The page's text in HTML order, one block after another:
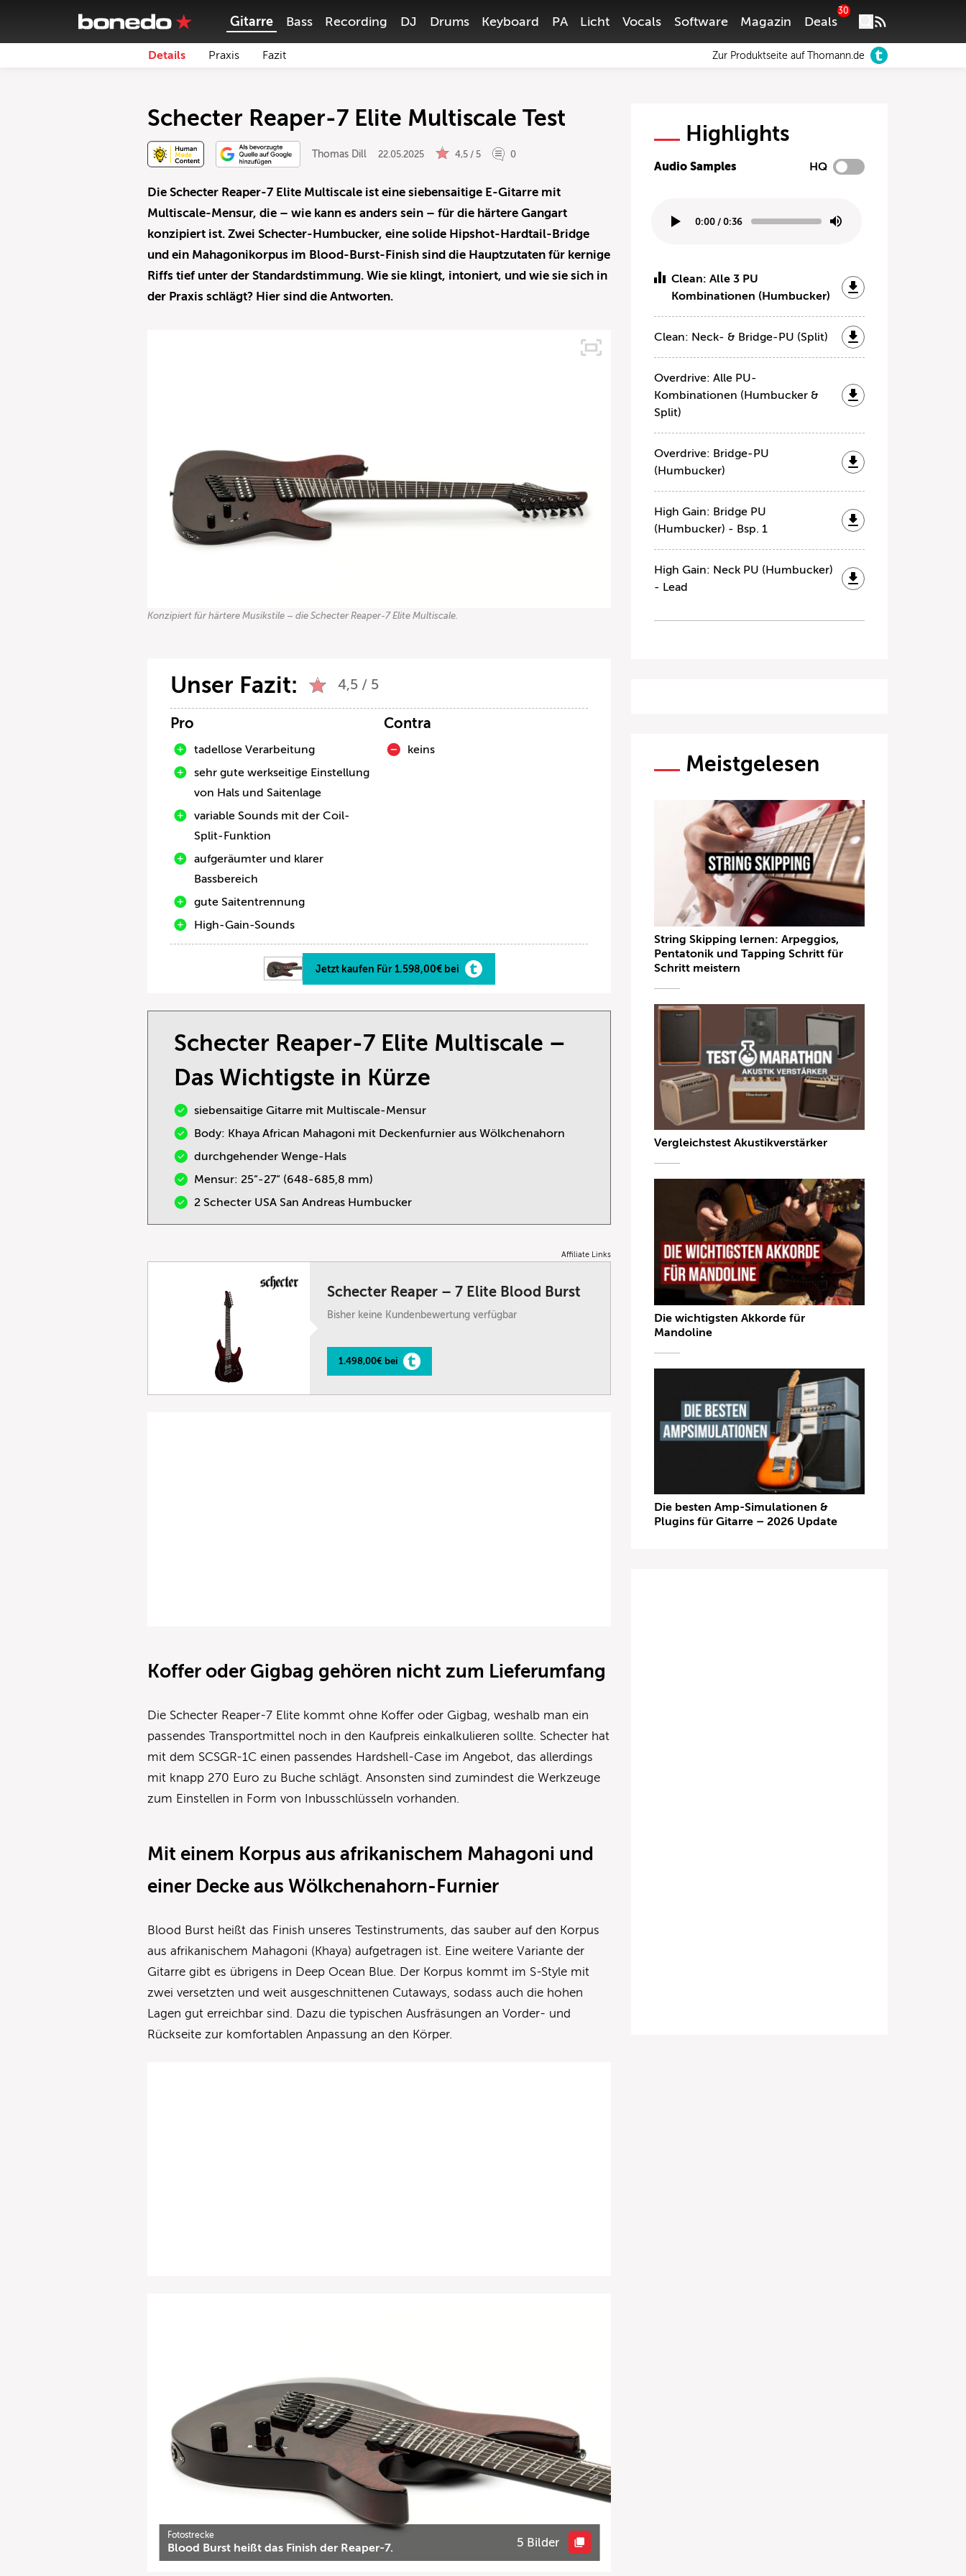
Gitarre Bass Recording DJ Drums Keyboard PA Licht Vocals Software Magazin Deals
30
Details Praxis Fazit Zur Produktseite auf Thomann.de
Schecter Reaper-7 Elite Multiscale Test
Thomas Dill 22.05.2025 4,5 / 5 0
Die Schecter Reaper-7 Elite Multiscale ist eine siebensaitige E-Gitarre mit
Multiscale-Mensur, die – wie kann es anders sein – für die härtere Gangart
konzipiert ist. Zwei Schecter-Humbucker, eine solide Hipshot-Hardtail-Bridge
und ein Mahagonikorpus im Blood-Burst-Finish sind die Hauptzutaten für kernige
Riffs tief unter der Standardstimmung. Wie sie klingt, intoniert, und wie sie sich in
der Praxis schlägt? Hier sind die Antworten.
Konzipiert für härtere Musikstile – die Schecter Reaper-7 Elite Multiscale.
Unser Fazit: 4,5 / 5
Pro
tadellose Verarbeitung
sehr gute werkseitige Einstellung
von Hals und Saitenlage
variable Sounds mit der Coil-
Split-Funktion
aufgeräumter und klarer
Bassbereich
gute Saitentrennung
High-Gain-Sounds
Contra
keins
Jetzt kaufen Für 1.598,00€ bei
Schecter Reaper-7 Elite Multiscale –
Das Wichtigste in Kürze
siebensaitige Gitarre mit Multiscale-Mensur
Body: Khaya African Mahagoni mit Deckenfurnier aus Wölkchenahorn
durchgehender Wenge-Hals
Mensur: 25“-27“ (648-685,8 mm)
2 Schecter USA San Andreas Humbucker
Affiliate Links
Schecter Reaper – 7 Elite Blood Burst
Bisher keine Kundenbewertung verfügbar
1.498,00€ bei
Koffer oder Gigbag gehören nicht zum Lieferumfang
Die Schecter Reaper-7 Elite kommt ohne Koffer oder Gigbag, weshalb man ein
passendes Transportmittel noch in den Kaufpreis einkalkulieren sollte. Schecter hat
mit dem SCSGR-1C einen passendes Hardshell-Case im Angebot, das allerdings
mit knapp 270 Euro zu Buche schlägt. Ansonsten sind zumindest die Werkzeuge
zum Einstellen in Form von Inbusschlüsseln vorhanden.
Mit einem Korpus aus afrikanischem Mahagoni und
einer Decke aus Wölkchenahorn-Furnier
Blood Burst heißt das Finish unseres Testinstruments, das sauber auf den Korpus
aus afrikanischem Mahagoni (Khaya) aufgetragen ist. Eine weitere Variante der
Gitarre gibt es übrigens in Deep Ocean Blue. Der Korpus kommt im S-Style mit
zwei versetzten und weit ausgeschnittenen Cutaways, sodass auch die hohen
Lagen gut erreichbar sind. Dazu die typischen Ausfräsungen an Vorder- und
Rückseite zur komfortablen Anpassung an den Körper.
Fotostrecke
Blood Burst heißt das Finish der Reaper-7. 5 Bilder
Highlights
Audio Samples HQ
0:00 / 0:36
Clean: Alle 3 PU
Kombinationen (Humbucker)
Clean: Neck- & Bridge-PU (Split)
Overdrive: Alle PU-
Kombinationen (Humbucker &
Split)
Overdrive: Bridge-PU
(Humbucker)
High Gain: Bridge PU
(Humbucker) - Bsp. 1
High Gain: Neck PU (Humbucker)
- Lead
Meistgelesen
String Skipping lernen: Arpeggios,
Pentatonik und Tapping Schritt für
Schritt meistern
Vergleichstest Akustikverstärker
Die wichtigsten Akkorde für
Mandoline
Die besten Amp-Simulationen &
Plugins für Gitarre – 2026 Update